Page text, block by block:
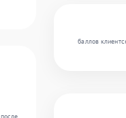
баллов